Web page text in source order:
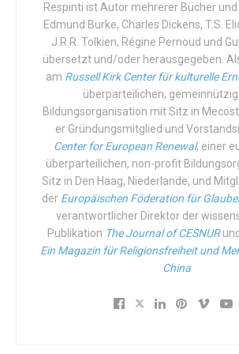
Unsinn und zwar überall auf der Welt.
nicht in China, wo das Staatsregime der
Partei Chinas (KPCh) unanfechtbar über
Leben und Tod der chinesischen
konkret bedeutet: mal wird Abtreibung
wird Abtreibung abgelehnt.
In der Tat sind in China Familien nicht
nicht frei, ihren Nachwuchs auf die Welt
viele Kinder zu zeugen, wie sie wollen.
Leben zu schenken. Sie können nicht
Staat zu gehorchen. Dieser entscheidet,
viele Kinder die Bürger bekommen
von der
Respinti ist Autor mehrerer Bücher
Edmund Burke, Charles Dickens, T.S.
J.R.R. Tolkien, Régine Pernoud und
übersetzt und/oder herausgegeben.
am Russell Kirk Center für kulturelle
überparteilichen,
Bildungsorganisation mit Sitz in
er Gründungsmitglied und
Center for European Renewal, einer
überparteilichen, non-profit
Sitz in Den Haag, Niederlande, und
der Europäischen Föderation für
verantwortlicher Direktor der
Publikation The Journal of CESNURund
Ein Magazin für Religionsfreiheit und
China